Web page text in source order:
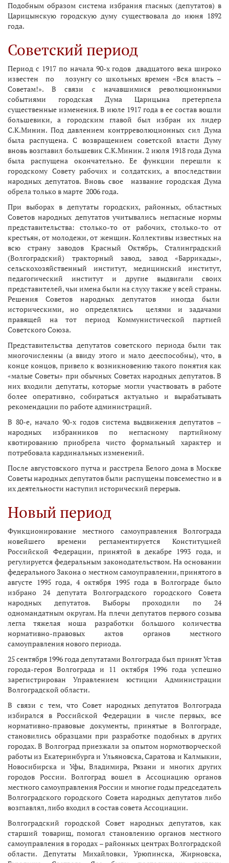
Подобным образом система избрания гласных (депутатов) в
Царицынскую городскую думу существовала до июня 1892
года.
Советский период
Период с 1917 по начала 90-х годов двадцатого века широко
известен по лозунгу со школьных времен «Вся власть –
Советам!». В связи с начавшимися революционными
событиями городская Дума Царицына претерпела
существенные изменения. В июле 1917 года в ее состав вошли
большевики, а городским главой был избран их лидер
С.К.Минин. Под давлением контрреволюционных сил Дума
была распущена. С возвращением советской власти Думу
вновь возглавил большевик С.К.Минин. 2 июля 1918 года Дума
была распущена окончательно. Ее функции перешли к
городскому Совету рабочих и солдатских, а впоследствии
народных депутатов. Вновь свое название городская Дума
обрела только в марте 2006 года.
При выборах в депутаты городских, районных, областных
Советов народных депутатов учитывались негласные нормы
представительства: столько-то от рабочих, столько-то от
крестьян, от молодежи, от женщин. Коллективы известных на
всю страну заводов Красный Октябрь, Сталинградский
(Волгоградский) тракторный завод, завод «Баррикады»,
сельскохозяйственный институт, медицинский институт,
педагогический институт и другие выдвигали своих
представителей, чьи имена были на слуху также у всей страны.
Решения Советов народных депутатов иногда были
историческими, но определялись целями и задачами
правящей на тот период Коммунистической партией
Советского Союза.
Представительства депутатов советского периода были так
многочисленны (а ввиду этого и мало дееспособны), что, в
конце концов, привело к возникновению такого понятия как
«малые Советы» при обычных Советах народных депутатов. В
них входили депутаты, которые могли участвовать в работе
более оперативно, собираться актуально и вырабатывать
рекомендации по работе администраций.
В 80-е, начало 90-х годов система выдвижения депутатов –
народных избранников по негласному партийному
квотированию приобрела чисто формальный характер и
потребовала кардинальных изменений.
После августовского путча и расстрела Белого дома в Москве
Советы народных депутатов были распущены повсеместно и в
их деятельности наступил исторический перерыв.
Новый период
Функционирование местного самоуправления Волгограда
новейшего времени регламентируется Конституцией
Российской Федерации, принятой в декабре 1993 года, и
регулируется федеральным законодательством. На основании
федерального Закона о местном самоуправлении, принятого в
августе 1995 года, 4 октября 1995 года в Волгограде было
избрано 24 депутата Волгоградского городского Совета
народных депутатов. Выборы проходили по 24
одномандатным округам. На плечи депутатов первого созыва
легла тяжелая ноша разработки большого количества
нормативно-правовых актов органов местного
самоуправления нового периода.
25 сентября 1996 года депутатами Волгограда был принят Устав
города-героя Волгограда и 11 октября 1996 года успешно
зарегистрирован Управлением юстиции Администрации
Волгоградской области.
В связи с тем, что Совет народных депутатов Волгограда
избирался в Российской Федерации в числе первых, все
нормативно-правовые документы, принятые в Волгограде,
становились образцами при разработке подобных в других
городах. В Волгоград приезжали за опытом нормотворческой
работы из Екатеринбурга и Ульяновска, Саратова и Калмыкии,
Новосибирска и Уфы, Владимира, Рязани и многих других
городов России. Волгоград вошел в Ассоциацию органов
местного самоуправления России и многие годы председатель
Волгоградского городского Совета народных депутатов либо
возглавлял, либо входил в состав совета Ассоциации.
Волгоградский городской Совет народных депутатов, как
старший товарищ, помогал становлению органов местного
самоуправления в городах – районных центрах Волгоградской
области. Депутаты Михайловки, Урюпинска, Жирновска,